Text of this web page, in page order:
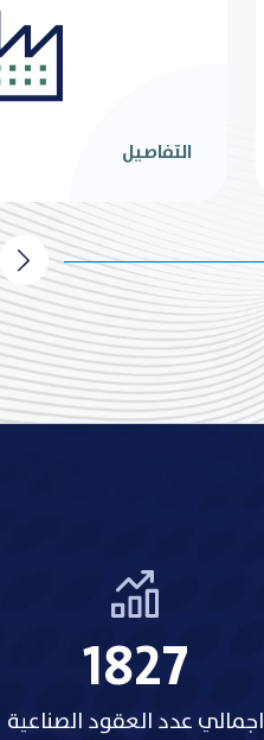
التفاصيل
2158
اجمالي عدد العقود الصناعية